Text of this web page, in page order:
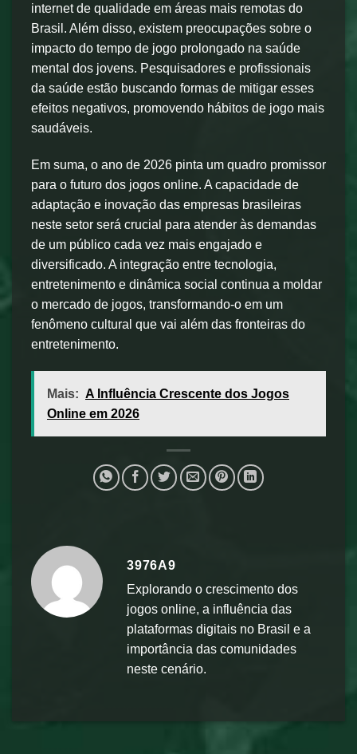
internet de qualidade em áreas mais remotas do
Brasil. Além disso, existem preocupações sobre o
impacto do tempo de jogo prolongado na saúde
mental dos jovens. Pesquisadores e profissionais
da saúde estão buscando formas de mitigar esses
efeitos negativos, promovendo hábitos de jogo mais
saudáveis.
Em suma, o ano de 2026 pinta um quadro promissor
para o futuro dos jogos online. A capacidade de
adaptação e inovação das empresas brasileiras
neste setor será crucial para atender às demandas
de um público cada vez mais engajado e
diversificado. A integração entre tecnologia,
entretenimento e dinâmica social continua a moldar
o mercado de jogos, transformando-o em um
fenômeno cultural que vai além das fronteiras do
entretenimento.
Mais: A Influência Crescente dos Jogos
Online em 2026
3976A9
Explorando o crescimento dos
jogos online, a influência das
plataformas digitais no Brasil e a
importância das comunidades
neste cenário.